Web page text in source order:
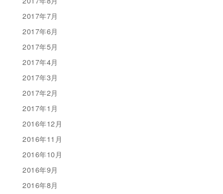
2017年7月
2017年6月
2017年5月
2017年4月
2017年3月
2017年2月
2017年1月
2016年12月
2016年11月
2016年10月
2016年9月
2016年8月